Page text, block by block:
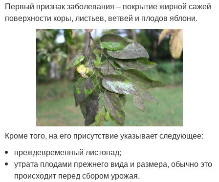
Первый признак заболевания – покрытие жирной сажей
поверхности коры, листьев, ветвей и плодов яблони.
Кроме того, на его присутствие указывает следующее:
преждевременный листопад;
утрата плодами прежнего вида и размера, обычно это
происходит перед сбором урожая.